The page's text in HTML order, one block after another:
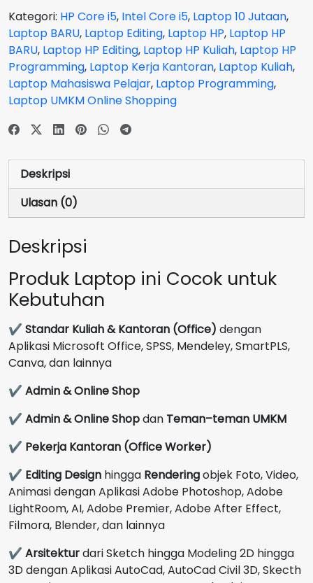
Core
i5-
1335U
RAM
16
GB
SSD
512
Silver
Flip
TouchScreen
Kategori: HP Core i5, Intel Core i5, Laptop 10 Jutaan,
Laptop BARU, Laptop Editing, Laptop HP, Laptop HP
BARU, Laptop HP Editing, Laptop HP Kuliah, Laptop HP
Programming, Laptop Kerja Kantoran, Laptop Kuliah,
Laptop Mahasiswa Pelajar, Laptop Programming,
Laptop UMKM Online Shopping
Deskripsi
Ulasan (0)
Deskripsi
Produk Laptop ini Cocok untuk
Kebutuhan
✔ Standar Kuliah & Kantoran (Office) dengan
Aplikasi Microsoft Office, SPSS, Mendeley, SmartPLS,
Canva, dan lainnya
✔ Admin & Online Shop
✔ Admin & Online Shopdan Teman–teman UMKM
✔ Pekerja Kantoran (Office Worker)
✔ Editing Design hingga Renderingobjek Foto, Video,
Animasi dengan Aplikasi Adobe Photoshop, Adobe
LightRoom, AI, Adobe Premier, Adobe After Effect,
Filmora, Blender, dan lainnya
✔ Arsitekturdari Sketch hingga Modeling 2D hingga
3D dengan Aplikasi AutoCad, AutoCad Civil 3D, Skecth